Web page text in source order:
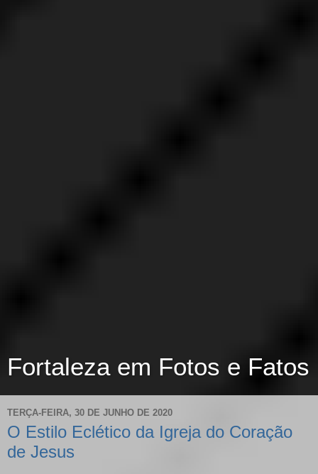
Fortaleza em Fotos e Fatos
TERÇA-FEIRA, 30 DE JUNHO DE 2020
O Estilo Eclético da Igreja do Coração
de Jesus